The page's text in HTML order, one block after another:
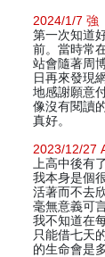
2024/1/7 強
第一次知道
前。當時常
站會隨著周
日再來發現
地感謝願意
像沒有閱讀
真好。
2023/12/27
上高中後有
我本身是個
活著而不去
毫無意義可
我不知道在
只能借七天
的生命會是